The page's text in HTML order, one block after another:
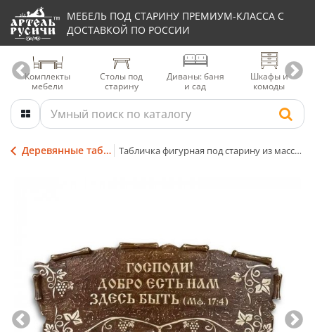
МЕБЕЛЬ ПОД СТАРИНУ ПРЕМИУМ-КЛАССА С
ДОСТАВКОЙ ПО РОССИИ
Комплекты
мебели
Столы под
старину
Диваны: баня
и сад
Шкафы и
комоды
Деревянные таблички с надписями Табличка фигурная под старину из массива дерева с надписью и резной лозой